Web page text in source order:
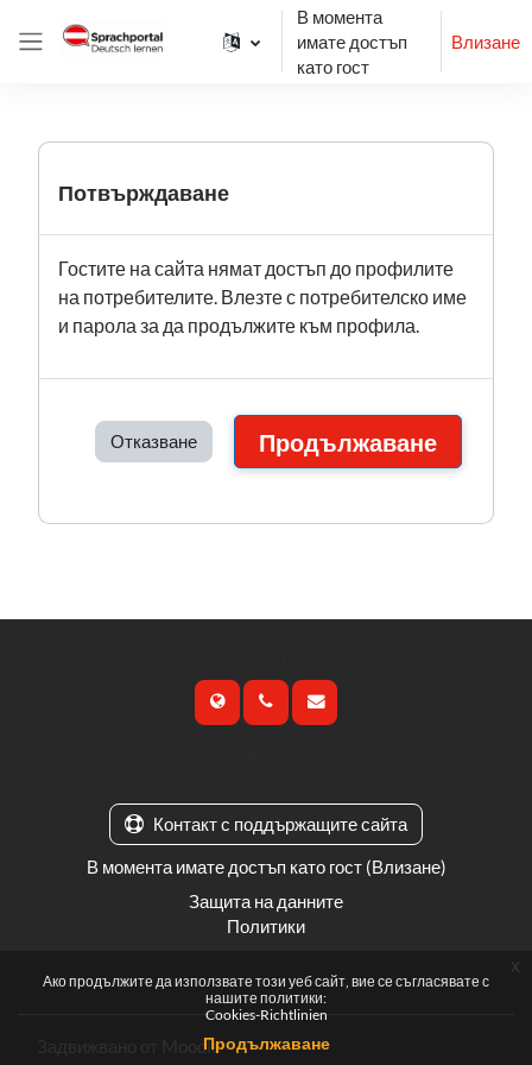
Прескочи на основното съдържание
В момента
имате достъп
като гост
Влизане
Потвърждаване
Гостите на сайта нямат достъп до профилите
на потребителите. Влезте с потребителско име
и парола за да продължите към профила.
Отказване Продължаване
Контакт с поддържащите сайта
В момента имате достъп като гост (Влизане)
Защита на данните
Политики
Moodle
Ако продължите да използвате този уеб сайт, вие се съгласявате с
нашите политики:
Cookies-Richtlinien
Продължаване
x